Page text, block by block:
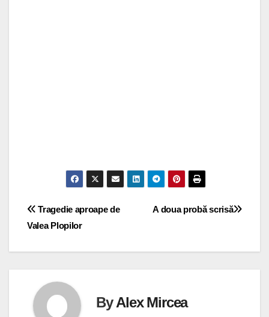
Navigare
A doua probă scrisă
Tragedie aproape de
Valea Plopilor
ByAlex Mircea